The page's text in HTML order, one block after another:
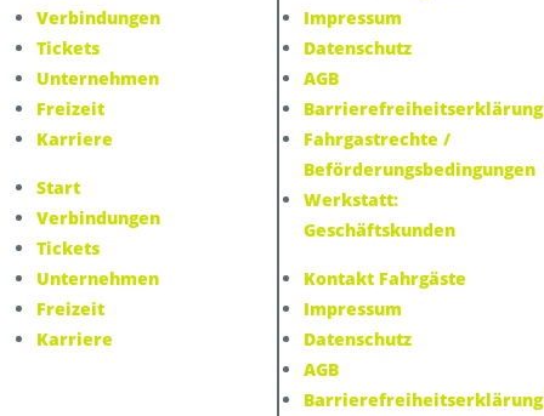
Facebook
Verbindungen
Tickets
Unternehmen
Freizeit
Karriere
Start
Verbindungen
Tickets
Unternehmen
Freizeit
Karriere
Impressum
Datenschutz
AGB
Barrierefreiheitserklärung
Fahrgastrechte /
Beförderungsbedingungen
Werkstatt:
Geschäftskunden
Kontakt Fahrgäste
Impressum
Datenschutz
AGB
Barrierefreiheitserklärung